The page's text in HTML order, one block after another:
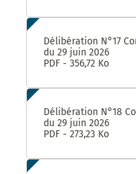
Délibération N°17
du 29 juin 2026
PDF - 356,72 Ko
Délibération N°18
du 29 juin 2026
PDF - 273,23 Ko